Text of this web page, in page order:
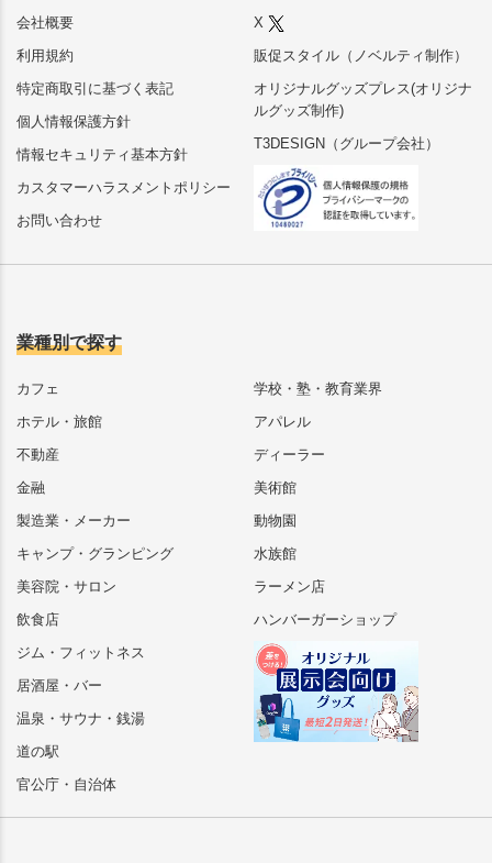
会社概要
利用規約
特定商取引に基づく表記
個人情報保護方針
情報セキュリティ基本方針
カスタマーハラスメントポリシー
お問い合わせ
X
販促スタイル（ノベルティ制作）
オリジナルグッズプレス(オリジナ
ルグッズ制作)
T3DESIGN（グループ会社）
業種別で探す
カフェ
ホテル・旅館
不動産
金融
製造業・メーカー
キャンプ・グランピング
美容院・サロン
飲食店
ジム・フィットネス
居酒屋・バー
温泉・サウナ・銭湯
道の駅
官公庁・自治体
学校・塾・教育業界
アパレル
ディーラー
美術館
動物園
水族館
ラーメン店
ハンバーガーショップ